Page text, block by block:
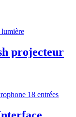
projecteur